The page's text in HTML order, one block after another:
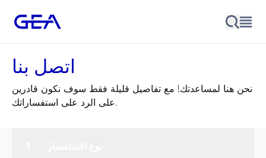
اتصل بنا
نحن هنا لمساعدتك! مع تفاصيل قليلة فقط سوف نكون قادرين
على الرد على استفساراتك.